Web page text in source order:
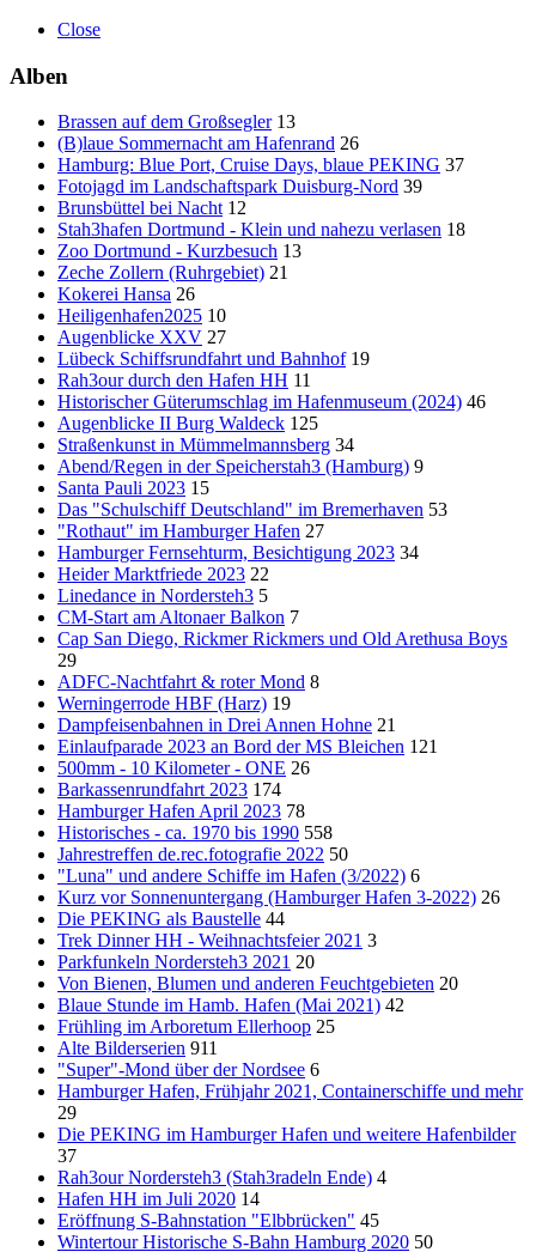
Close
Alben
Brassen auf dem Großsegler 13
(B)laue Sommernacht am Hafenrand 26
Hamburg: Blue Port, Cruise Days, blaue PEKING 37
Fotojagd im Landschaftspark Duisburg-Nord 39
Brunsbüttel bei Nacht 12
Stah3hafen Dortmund - Klein und nahezu verlasen 18
Zoo Dortmund - Kurzbesuch 13
Zeche Zollern (Ruhrgebiet) 21
Kokerei Hansa 26
Heiligenhafen2025 10
Augenblicke XXV 27
Lübeck Schiffsrundfahrt und Bahnhof 19
Rah3our durch den Hafen HH 11
Historischer Güterumschlag im Hafenmuseum (2024) 46
Augenblicke II Burg Waldeck 125
Straßenkunst in Mümmelmannsberg 34
Abend/Regen in der Speicherstah3 (Hamburg) 9
Santa Pauli 2023 15
Das "Schulschiff Deutschland" im Bremerhaven 53
"Rothaut" im Hamburger Hafen 27
Hamburger Fernsehturm, Besichtigung 2023 34
Heider Marktfriede 2023 22
Linedance in Nordersteh3 5
CM-Start am Altonaer Balkon 7
Cap San Diego, Rickmer Rickmers und Old Arethusa Boys
29
ADFC-Nachtfahrt & roter Mond 8
Werningerrode HBF (Harz) 19
Dampfeisenbahnen in Drei Annen Hohne 21
Einlaufparade 2023 an Bord der MS Bleichen 121
500mm - 10 Kilometer - ONE 26
Barkassenrundfahrt 2023 174
Hamburger Hafen April 2023 78
Historisches - ca. 1970 bis 1990 558
Jahrestreffen de.rec.fotografie 2022 50
"Luna" und andere Schiffe im Hafen (3/2022) 6
Kurz vor Sonnenuntergang (Hamburger Hafen 3-2022) 26
Die PEKING als Baustelle 44
Trek Dinner HH - Weihnachtsfeier 2021 3
Parkfunkeln Nordersteh3 2021 20
Von Bienen, Blumen und anderen Feuchtgebieten 20
Blaue Stunde im Hamb. Hafen (Mai 2021) 42
Frühling im Arboretum Ellerhoop 25
Alte Bilderserien 911
"Super"-Mond über der Nordsee 6
Hamburger Hafen, Frühjahr 2021, Containerschiffe und mehr
29
Die PEKING im Hamburger Hafen und weitere Hafenbilder
37
Rah3our Nordersteh3 (Stah3radeln Ende) 4
Hafen HH im Juli 2020 14
Eröffnung S-Bahnstation "Elbbrücken" 45
Wintertour Historische S-Bahn Hamburg 2020 50